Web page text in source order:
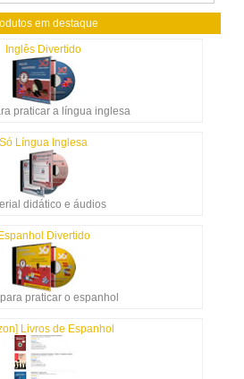
em destaque
Inglês Divertido
praticar a língua inglesa
Só Língua Inglesa
didático e áudios
Divertido
praticar o espanhol
Livros de Espanhol